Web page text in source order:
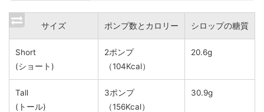
サイズ ポンプ数とカロリー シロップの糖質
Short
(ショート)
2ポンプ
（104Kcal）
20.6g
Tall
(トール)
3ポンプ
（156Kcal）
30.9g